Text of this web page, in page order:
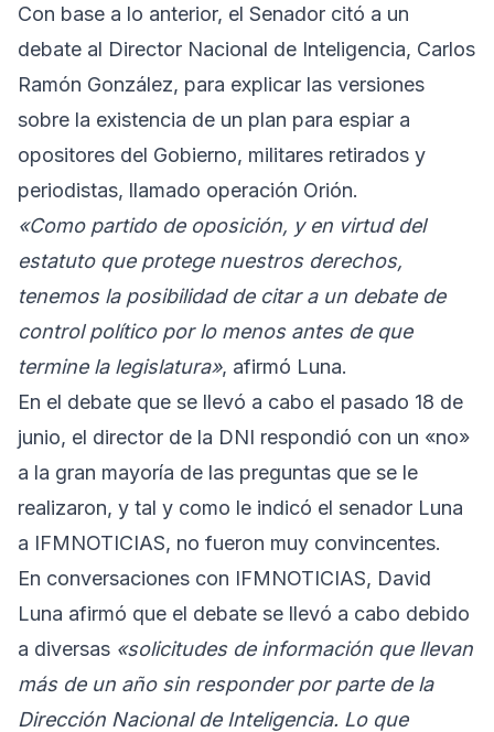
Con base a lo anterior, el Senador citó a un
debate al Director Nacional de Inteligencia, Carlos
Ramón González, para explicar las versiones
sobre la existencia de un plan para espiar a
opositores del Gobierno, militares retirados y
periodistas, llamado operación Orión.
«Como partido de oposición, y en virtud del
estatuto que protege nuestros derechos,
tenemos la posibilidad de citar a un debate de
control político por lo menos antes de que
termine la legislatura», afirmó Luna.
En el debate que se llevó a cabo el pasado 18 de
junio, el director de la DNI respondió con un «no»
a la gran mayoría de las preguntas que se le
realizaron, y tal y como le indicó el senador Luna
a IFMNOTICIAS, no fueron muy convincentes.
En conversaciones con IFMNOTICIAS, David
Luna afirmó que el debate se llevó a cabo debido
a diversas «solicitudes de información que llevan
más de un año sin responder por parte de la
Dirección Nacional de Inteligencia. Lo que